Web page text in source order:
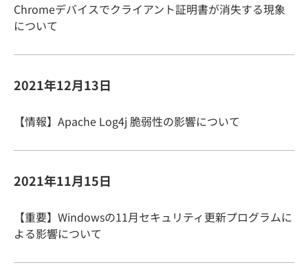
Chromeデバイスでクライアント証明書が消失する現象
について
2021年12月13日
【情報】Apache Log4j 脆弱性の影響について
2021年11月15日
【重要】Windowsの11月セキュリティ更新プログラムに
よる影響について